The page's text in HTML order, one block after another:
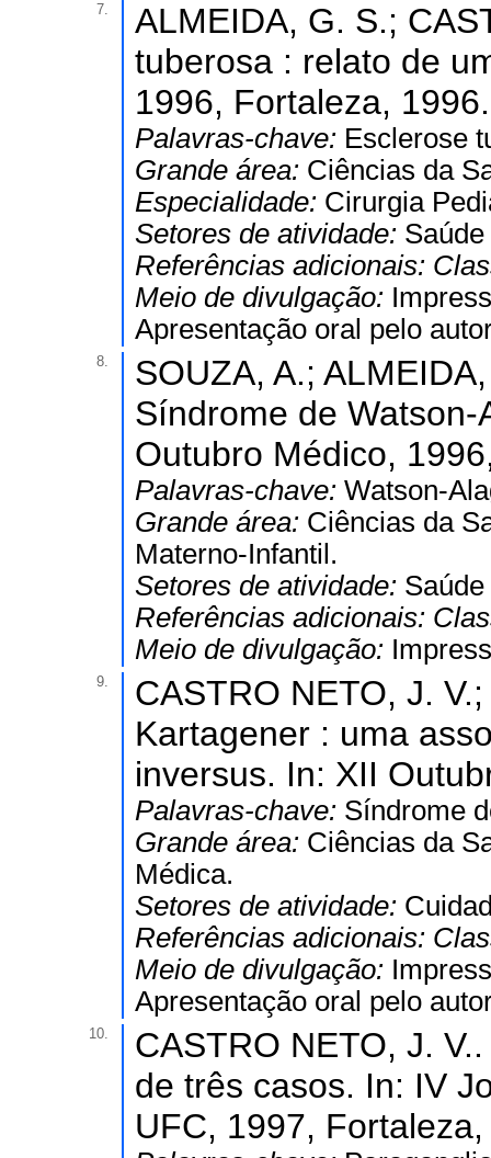
7.
ALMEIDA, G. S.;
tuberosa : relato de
1996, Fortaleza, 1996.
Palavras-chave: Esclerose
Grande área: Ciências da
Especialidade: Cirurgia
Setores de atividade:
Referências adicionais:
Meio de divulgação:
Apresentação oral pelo
8.
SOUZA, A.;
Síndrome de
Outubro Médico,
Palavras-chave: Watson-
Grande área: Ciências da
Materno-Infantil.
Setores de atividade:
Referências adicionais:
Meio de divulgação:
9.
CASTRO NETO, J.
Kartagener : uma
inversus. In: XII
Palavras-chave: Síndrome
Grande área: Ciências da
Médica.
Setores de atividade:
Referências adicionais:
Meio de divulgação:
Apresentação oral pelo
10.
CASTRO NETO, J.
de três casos. In: IV
UFC, 1997,